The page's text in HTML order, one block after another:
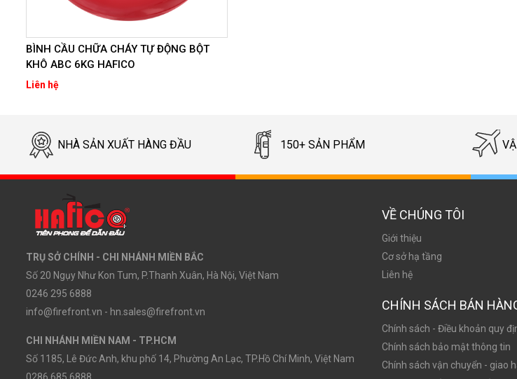
BÌNH CẦU CHỮA CHÁY TỰ ĐỘNG BỘT
KHÔ ABC 6KG HAFICO
Liên hệ
NHÀ SẢN XUẤT HÀNG ĐẦU 150+ SẢN PHẨM
TRỤ SỞ CHÍNH - CHI NHÁNH MIỀN BẮC
Số 20 Ngụy Như Kon Tum, P.Thanh Xuân, Hà Nội, Việt Nam
0246 295 6888
info@firefront.vn - hn.sales@firefront.vn
CHI NHÁNH MIỀN NAM - TP.HCM
Số 1185, Lê Đức Anh, khu phố 14, Phường An Lạc, TP.Hồ Chí Minh, Việt Nam
0286 685 6888
VỀ CHÚNG TÔI
Giới thiệu
Cơ sở hạ tầng
Liên hệ
CHÍNH SÁCH BÁN
Chính sách - Điều khoản quy
Chính sách bảo mật thông tin
Chính sách vận chuyển - giao